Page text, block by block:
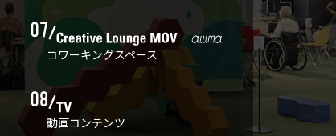
コワーキングスペース
動画コンテンツ